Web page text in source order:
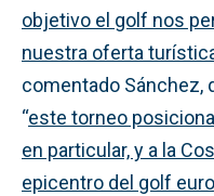
objetivo el golf nos
nuestra oferta
comentado Sánchez,
“este torneo
en particular, y a la
epicentro del golf